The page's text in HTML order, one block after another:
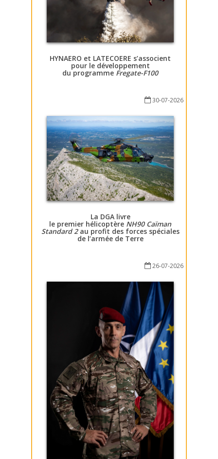
HYNAERO et LATECOERE s’associent
pour le développement
du programme Fregate-F100
30-07-2026
La DGA livre
le premier hélicoptère NH90 Caïman
Standard 2au profit des forces spéciales
de l’armée de Terre
26-07-2026